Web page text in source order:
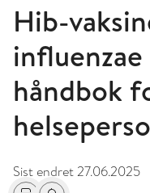
Hib-
håndbok
Sist endret27.06.2025